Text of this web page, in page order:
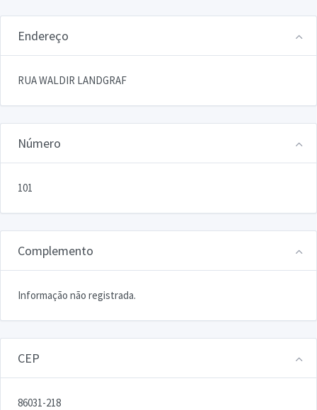
Endereço
RUA WALDIR LANDGRAF
Número
101
Complemento
Informação não registrada.
CEP
86031-218